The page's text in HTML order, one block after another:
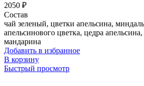
2050 ₽
Состав
чай зеленый, цветки апельсина,
апельсинового цветка, цедра
мандарина
Добавить в избранное
В корзину
Быстрый просмотр